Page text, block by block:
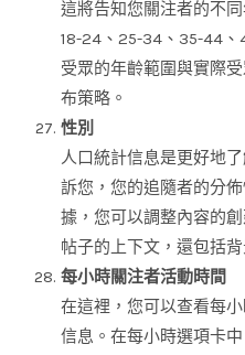
這將告知您關注者的不同
18-24、25-34、35-44
受眾的年齡範圍與實際
布策略。
性別
人口統計信息是更好地
訴您，您的追隨者的分
據，您可以調整內容的
帖子的上下文，還包括背
每小時關注者活動時間
在這裡，您可以查看每
信息。在每小時選項卡